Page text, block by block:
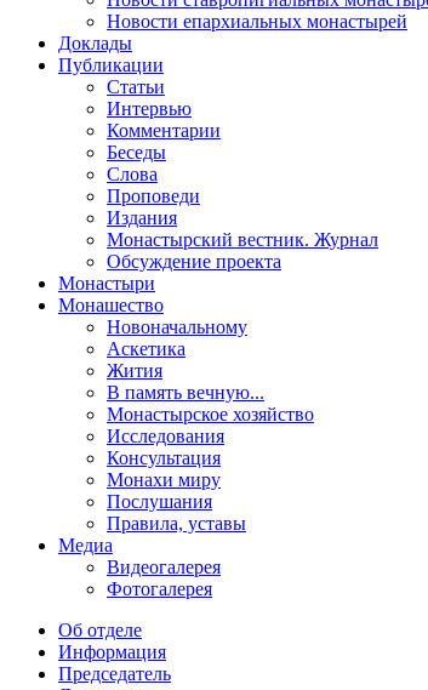
Новости епархиальных монастырей
Доклады
Публикации
Статьи
Интервью
Комментарии
Беседы
Слова
Проповеди
Издания
Монастырский вестник. Журнал
Обсуждение проекта
Монастыри
Монашество
Новоначальному
Аскетика
Жития
В память вечную...
Монастырское хозяйство
Исследования
Консультация
Монахи миру
Послушания
Правила, уставы
Медиа
Видеогалерея
Фотогалерея
Об отделе
Информация
Председатель